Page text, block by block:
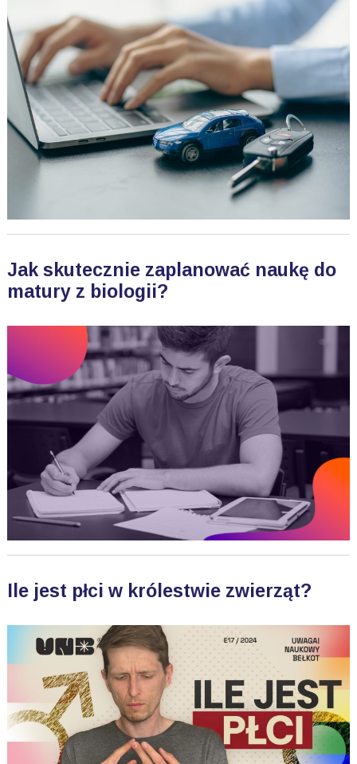
Jak skutecznie zaplanować naukę do
matury z biologii?
Ile jest płci w królestwie zwierząt?